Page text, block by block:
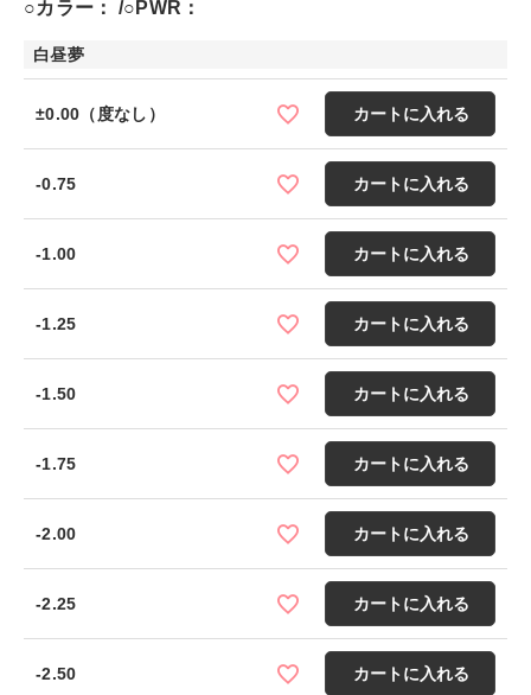
○カラー： ○PWR：
白昼夢
±0.00（度なし） カートに入れる
-0.75 カートに入れる
-1.00 カートに入れる
-1.25 カートに入れる
-1.50 カートに入れる
-1.75 カートに入れる
-2.00 カートに入れる
-2.25 カートに入れる
-2.50 カートに入れる